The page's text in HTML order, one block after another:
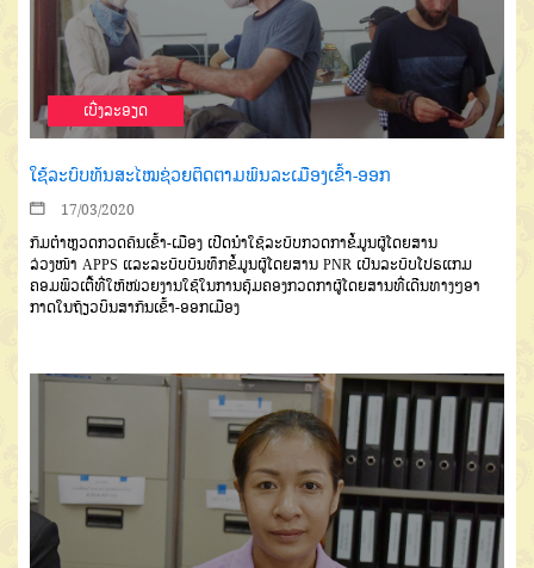
ເບີ່ງລະອຽດ
ໃຊ້ລະບົບທັນສະໄໝຊ່ວຍຕິດຕາມພົນລະເມືອງເຂົ້າ-ອອກ
17/03/2020
ກົມຕຳຫຼວດກວດຄົນເຂົ້າ-ເມືອງ ເປີດນຳໃຊ້ລະບົບກວດກາຂໍ້ມູນຜູ້ໂດຍສານ
ລ່ວງໜ້າ APPS ແລະລະບົບບັນທຶກຂໍ້ມູນຜູ້ໂດຍສານ PNR ເປັນລະບົບໂປຣແກມ
ຄອມພິວເຕີ້ທີ່ໃຫ້ໜ່ວຍງານໃຊ້ໃນການຄຸ້ມຄອງກວດກາຜູ້ໂດຍສານທີ່ເດີນທາງໆອາ
ກາດໃນຖ້ຽວບິນສາກົນເຂົ້າ-ອອກເມືອງ